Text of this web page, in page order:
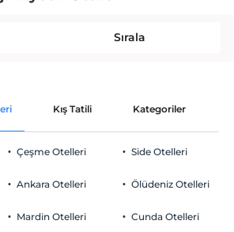
Sırala
Kış Tatili Kategoriler
Çeşme Otelleri
Ankara Otelleri
Mardin Otelleri
Side Otelleri
Ölüdeniz Otelleri
Cunda Otelleri